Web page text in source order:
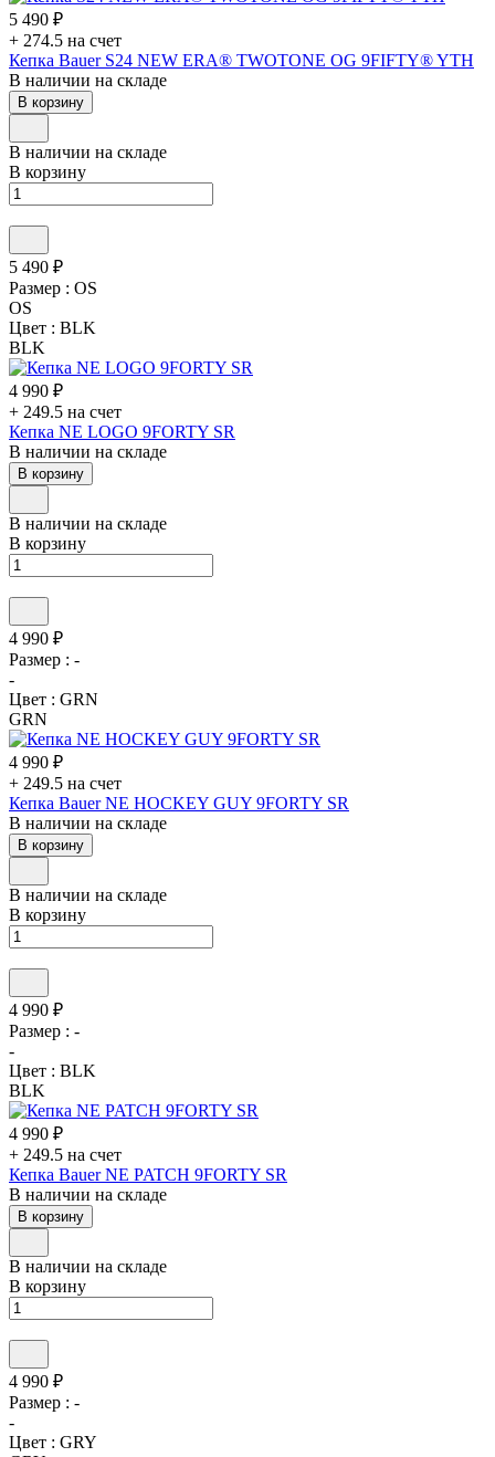
5 490 ₽
+ 274.5 на счет
Кепка Bauer S24 NEW ERA® TWOTONE OG 9FIFTY® YTH
В наличии на складе
В корзину
В наличии на складе
В корзину
5 490 ₽
Размер : OS
OS
Цвет : BLK
BLK
4 990 ₽
+ 249.5 на счет
Кепка NE LOGO 9FORTY SR
В наличии на складе
В корзину
В наличии на складе
В корзину
4 990 ₽
Размер : -
-
Цвет : GRN
GRN
4 990 ₽
+ 249.5 на счет
Кепка Bauer NE HOCKEY GUY 9FORTY SR
В наличии на складе
В корзину
В наличии на складе
В корзину
4 990 ₽
Размер : -
-
Цвет : BLK
BLK
4 990 ₽
+ 249.5 на счет
Кепка Bauer NE PATCH 9FORTY SR
В наличии на складе
В корзину
В наличии на складе
В корзину
4 990 ₽
Размер : -
-
Цвет : GRY